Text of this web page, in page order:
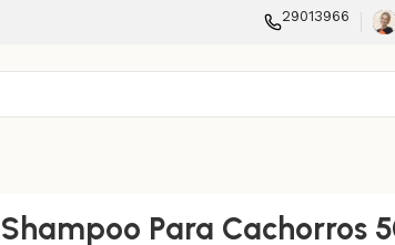
29013966
Shampoo Para Cachorros